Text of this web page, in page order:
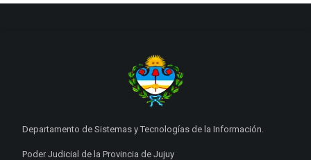
Departamento de Sistemas y Tecnologías de la Información.
Poder Judicial de la Provincia de Jujuy